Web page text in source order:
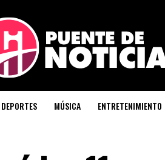
DEPORTES MÚSICA ENTRETENIMIENTO